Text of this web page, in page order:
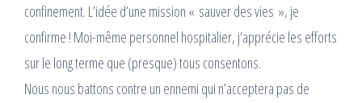
confinement. L’idée d’une mission « sauver des vies », je
confirme ! Moi-même personnel hospitalier, j’apprécie les efforts
sur le long terme que (presque) tous consentons.
Nous nous battons contre un ennemi qui n’acceptera pas de